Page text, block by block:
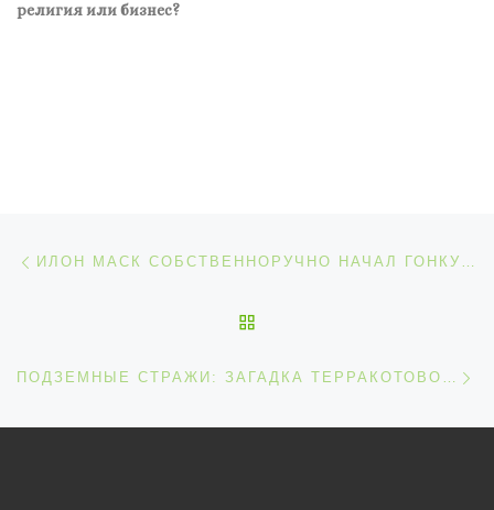
религия или бизнес?
ИЛОН МАСК СОБСТВЕННОРУЧНО НАЧАЛ ГОНКУ ЗА КОСМИЧЕСКИЙ ИНТЕРНЕТ. НО КОМУ ОН НУЖЕН?
ПОДЗЕМНЫЕ СТРАЖИ: ЗАГАДКА ТЕРРАКОТОВОЙ АРМИИ